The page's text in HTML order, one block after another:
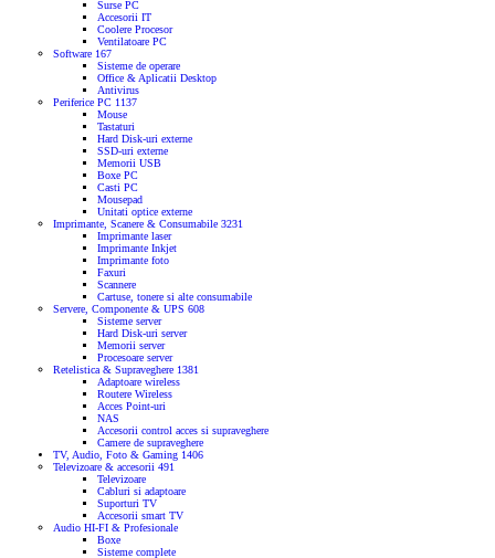
Surse PC
Accesorii IT
Coolere Procesor
Ventilatoare PC
Software 167
Sisteme de operare
Office & Aplicatii Desktop
Antivirus
Periferice PC 1137
Mouse
Tastaturi
Hard Disk-uri externe
SSD-uri externe
Memorii USB
Boxe PC
Casti PC
Mousepad
Unitati optice externe
Imprimante, Scanere & Consumabile 3231
Imprimante laser
Imprimante Inkjet
Imprimante foto
Faxuri
Scannere
Cartuse, tonere si alte consumabile
Servere, Componente & UPS 608
Sisteme server
Hard Disk-uri server
Memorii server
Procesoare server
Retelistica & Supraveghere 1381
Adaptoare wireless
Routere Wireless
Acces Point-uri
NAS
Accesorii control acces si supraveghere
Camere de supraveghere
TV, Audio, Foto & Gaming 1406
Televizoare & accesorii 491
Televizoare
Cabluri si adaptoare
Suporturi TV
Accesorii smart TV
Audio HI-FI & Profesionale
Boxe
Sisteme complete